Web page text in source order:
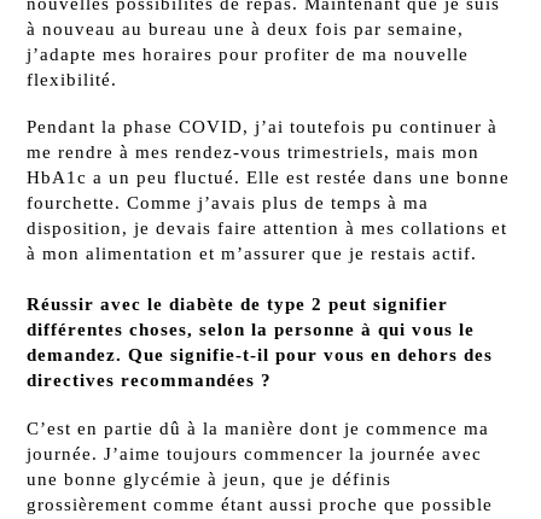
à nouveau au bureau une à deux fois par semaine,
j’adapte mes horaires pour profiter de ma nouvelle
flexibilité.
Pendant la phase COVID, j’ai toutefois pu continuer à
me rendre à mes rendez-vous trimestriels, mais mon
HbA1c a un peu fluctué. Elle est restée dans une bonne
fourchette. Comme j’avais plus de temps à ma
disposition, je devais faire attention à mes collations et
à mon alimentation et m’assurer que je restais actif.
Réussir avec le diabète de type 2 peut signifier
différentes choses, selon la personne à qui vous le
demandez. Que signifie-t-il pour vous en dehors des
directives recommandées ?
C’est en partie dû à la manière dont je commence ma
journée. J’aime toujours commencer la journée avec
une bonne glycémie à jeun, que je définis
grossièrement comme étant aussi proche que possible